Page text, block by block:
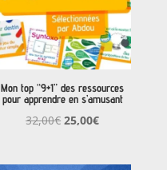
Mon top “9+1” des ressources
pour apprendre en s’amusant
32,00€ Le
initial
25,00€Le
actuel